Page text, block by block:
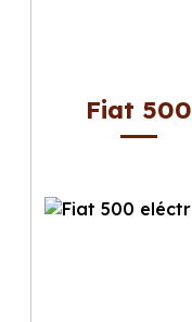
Fiat 500